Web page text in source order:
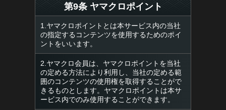
第9条 ヤマクロポイント
1.ヤマクロポイントとは本サービス内の当社
の指定するコンテンツを使用するためのポイ
ントをいいます。
2.ヤマクロ会員は、ヤマクロポイントを当社
の定める方法により利用し、当社の定める範
囲のコンテンツの使用権を取得することがで
きるものとします。ヤマクロポイントは本サ
ービス内でのみ使用することができます。